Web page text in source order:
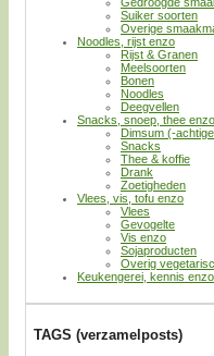
Gedroogde
Suiker soorten
Overige
Noodles, rijst enzo
Rijst & Granen
Meelsoorten
Bonen
Noodles
Deegvellen
Snacks, snoep, thee enzo
Dimsum (-
Snacks
Thee & koffie
Drank
Zoetigheden
Vlees, vis, tofu enzo
Vlees
Gevogelte
Vis enzo
Sojaproducten
Overig
Keukengerei, kennis enzo
TAGS (verzamelposts)